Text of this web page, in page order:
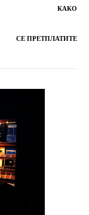
КАКО
СЕ ПРЕТПЛАТИТЕ